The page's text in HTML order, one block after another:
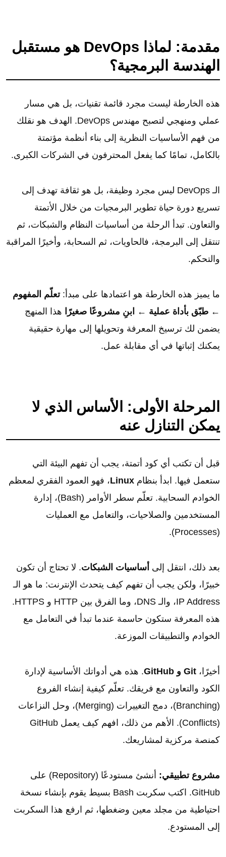
مقدمة: لماذا DevOps هو مستقبل
الهندسة البرمجية؟
هذه الخارطة ليست مجرد قائمة تقنيات، بل هي مسار
عملي ومنهجي لتصبح مهندس DevOps. الهدف هو نقلك
من فهم الأساسيات النظرية إلى بناء أنظمة مؤتمتة
بالكامل، تمامًا كما يفعل المحترفون في الشركات الكبرى.
الـ DevOps ليس مجرد وظيفة، بل هو ثقافة تهدف إلى
تسريع دورة حياة تطوير البرمجيات من خلال الأتمتة
والتعاون. تبدأ الرحلة من أساسيات النظام والشبكات، ثم
تنتقل إلى البرمجة، فالحاويات، ثم السحابة، وأخيرًا المراقبة
والتحكم.
ما يميز هذه الخارطة هو اعتمادها على مبدأ:تعلّم المفهوم
← طبّق بأداة عملية ← ابنِ مشروعًا صغيرًا
هذا المنهج
يضمن لك ترسيخ المعرفة وتحويلها إلى مهارة حقيقية
يمكنك إثباتها في أي مقابلة عمل.
المرحلة الأولى: الأساس الذي لا
يمكن التنازل عنه
قبل أن تكتب أي كود أتمتة، يجب أن تفهم البيئة التي
ستعمل فيها. ابدأ بنظام Linux، فهو العمود الفقري لمعظم
الخوادم السحابية. تعلّم سطر الأوامر (Bash)، إدارة
المستخدمين والصلاحيات، والتعامل مع العمليات
(Processes).
بعد ذلك، انتقل إلى أساسيات الشبكات. لا تحتاج أن تكون
خبيرًا، ولكن يجب أن تفهم كيف يتحدث الإنترنت: ما هو الـ
IP Address، والـ DNS، وما الفرق بين HTTP و HTTPS.
هذه المعرفة ستكون حاسمة عندما تبدأ في التعامل مع
الخوادم والتطبيقات الموزعة.
أخيرًا، Git و GitHub
. هذه هي أدواتك الأساسية لإدارة
الكود والتعاون مع فريقك. تعلّم كيفية إنشاء الفروع
(Branching)، دمج التغييرات (Merging)، وحل النزاعات
(Conflicts). الأهم من ذلك، افهم كيف يعمل GitHub
كمنصة مركزية لمشاريعك.
مشروع تطبيقي:
أنشئ مستودعًا (Repository) على
GitHub. اكتب سكربت Bash بسيط يقوم بإنشاء نسخة
احتياطية من مجلد معين وضغطها، ثم ارفع هذا السكربت
إلى المستودع.